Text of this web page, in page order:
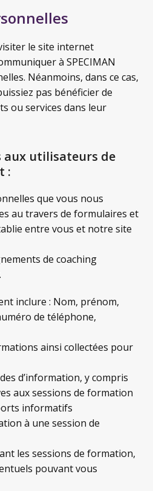
le site internet
à SPECIMAN
Néanmoins, dans ce cas,
pas bénéficier de
ou services dans leur
aux utilisateurs de
:
que vous nous
au travers de formulaires et
entre vous et notre site
de coaching
inclure : Nom, prénom,
de téléphone,
ainsi collectées pour
d’information, y compris
aux sessions de formation
informatifs
à une session de
les sessions de formation,
pouvant vous